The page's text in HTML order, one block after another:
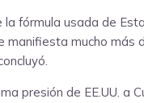
la fórmula usada de
manifiesta mucho más
presión de EE.UU. a